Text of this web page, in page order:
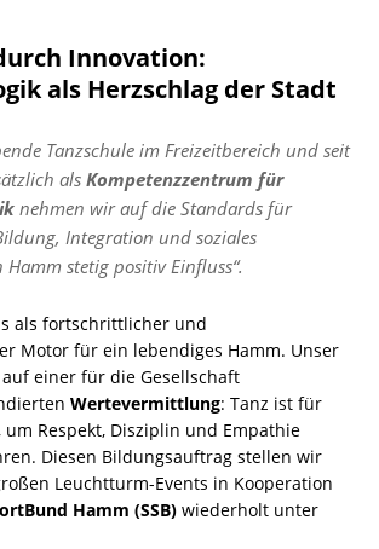
Innovation:
als Herzschlag der Stadt
Tanzschule im Freizeitbereich und seit
als Kompetenzzentrum für
nehmen wir auf die Standards für
Integration und soziales
stetig positiv Einfluss“.
als fortschrittlicher und
Motor für ein lebendiges Hamm. Unser
einer für die Gesellschaft
Wertevermittlung: Tanz ist für
Respekt, Disziplin und Empathie
Diesen Bildungsauftrag stellen wir
Leuchtturm-Events in Kooperation
Hamm (SSB) wiederholt unter